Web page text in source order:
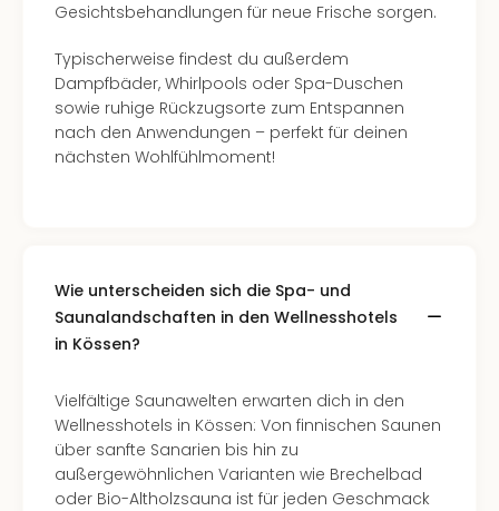
Gesichtsbehandlungen für neue Frische sorgen.
Typischerweise findest du außerdem
Dampfbäder, Whirlpools oder Spa-Duschen
sowie ruhige Rückzugsorte zum Entspannen
nach den Anwendungen – perfekt für deinen
nächsten Wohlfühlmoment!
Wie unterscheiden sich die Spa- und
Saunalandschaften in den Wellnesshotels
in Kössen?
Vielfältige Saunawelten erwarten dich in den
Wellnesshotels in Kössen: Von finnischen Saunen
über sanfte Sanarien bis hin zu
außergewöhnlichen Varianten wie Brechelbad
oder Bio-Altholzsauna ist für jeden Geschmack